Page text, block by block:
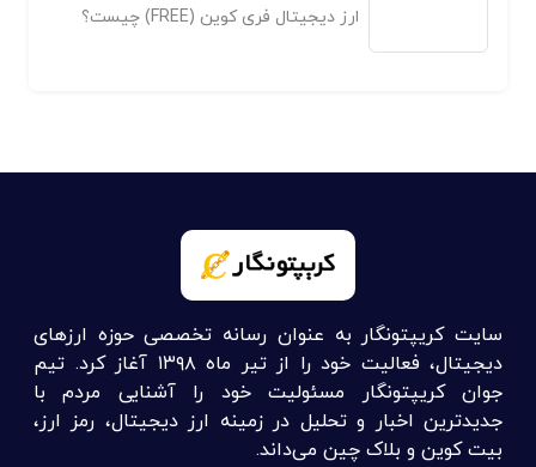
ارز دیجیتال فری کوین (FREE) چیست؟
سایت کریپتونگار به عنوان رسانه تخصصی حوزه ارزهای
دیجیتال، فعالیت خود را از تیر ماه ۱۳۹۸ آغاز کرد. تیم
جوان کریپتونگار مسئولیت خود را آشنایی مردم با
جدیدترین اخبار و تحلیل در زمینه ارز دیجیتال، رمز ارز،
بیت کوین و بلاک چین می‌داند.